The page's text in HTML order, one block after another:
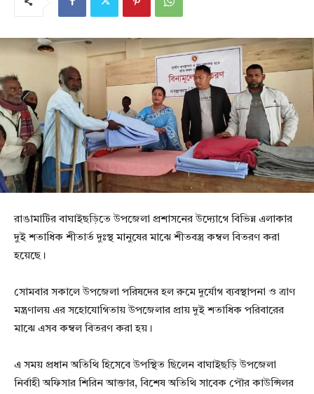
রাঙামাটির বাঘাইছড়িতে উপজেলা প্রশাসনের উদ্যোগে বিভিন্ন এলাকার
দুই শতাধিক শীতার্ত দুঃস্থ মানুষের মাঝে শীতবস্ত্র কম্বল বিতরণ করা
হয়েছে।
সোমবার সকালে উপজেলা পরিষদের হল রুমে দুর্যোগ ব্যবস্থাপনা ও ত্রাণ
মন্ত্রণালয় এর সহোযোগিতায় উপজেলার প্রায় দুই শতাধিক পরিবারের
মাঝে এসব কম্বল বিতরণ করা হয়।
এ সময় প্রধান অতিথি হিসেবে উপস্থিত ছিলেন বাঘাইছড়ি উপজেলা
নির্বাহী অফিসার শিরিন আক্তার, বিশেষ অতিথি সাবেক পৌর কাউন্সিলর